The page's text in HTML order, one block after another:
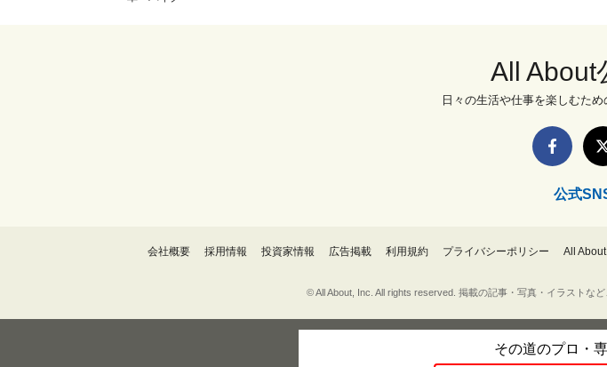
All About
日々の生活や仕事を楽しむため
公式
会社概要 採用情報 投資家情報 広告掲載 利用規約 プライバシーポリシー All
© All About, Inc. All rights reserved. 掲載の記事・写真・イラストな
その道のプロ・